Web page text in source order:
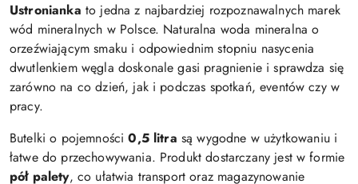
Ustronianka to jedna z najbardziej rozpoznawalnych marek
wód mineralnych w Polsce. Naturalna woda mineralna o
orzeźwiającym smaku i odpowiednim stopniu nasycenia
dwutlenkiem węgla doskonale gasi pragnienie i sprawdza się
zarówno na co dzień, jak i podczas spotkań, eventów czy w
pracy.
Butelki o pojemności0,5 litra są wygodne w użytkowaniu i
łatwe do przechowywania. Produkt dostarczany jest w formie
pół palety, co ułatwia transport oraz magazynowanie